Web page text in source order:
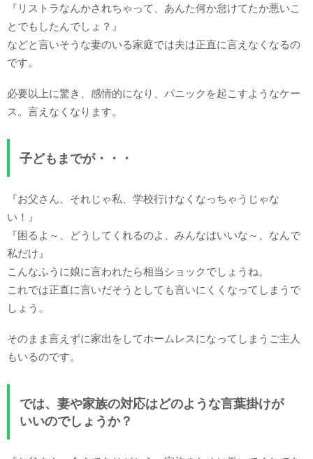
『リストラなんかされちゃって、あんた何か怠けてたか悪いこ
とでもしたんでしょ？』
などと言いそうな妻のいる家庭では夫は正直に言えなくなるの
です。
必要以上に驚き、感情的になり、パニックを起こすようなケー
ス。言えなくなります。
子どもまでが・・・
『お父さん、それじゃ私、学校行けなくなっちゃうじゃな
い！』
『困るよ～、どうしてくれるのよ、みんなはいいな～、なんで
私だけ』
こんなふうに娘に言われたら相当ショックでしょうね。
これでは正直に言いだそうとしても言いにくくなってしまうで
しょう。
そのまま言えずに家出をしてホームレスになってしまうご主人
もいるのです。
では、妻や家族の対応はどのような言葉掛けが
いいのでしょうか？